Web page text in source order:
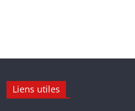
Liens utiles